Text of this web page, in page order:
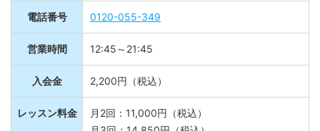
電話番号 0120-055-349
営業時間
入会金 2,200円（税込）
レッスン料金
月2回：11,000円（税込）